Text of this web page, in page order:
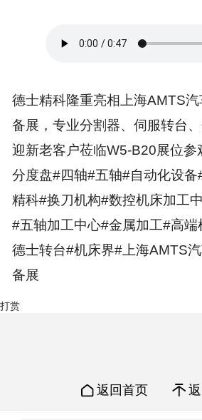
德士精科隆重亮相上海AMTS
备展，专业分割器、伺服转台
迎新老客户莅临W5-B20展位参
分度盘#四轴#五轴#自动化设
精科#换刀机构#数控机床加工
#五轴加工中心#金属加工#高
德士转台#机床界#上海AMTS
备展
打赏
返回首页